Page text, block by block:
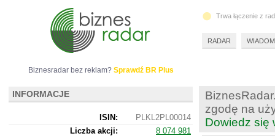
zgodę na
Dowiedz się
Biznesradar bez reklam? Sprawdź BR Plus
INFORMACJE
ISIN:
PLKL2PL00014
Liczba akcji:
8 074 981
Trwa łączenie z
RADAR